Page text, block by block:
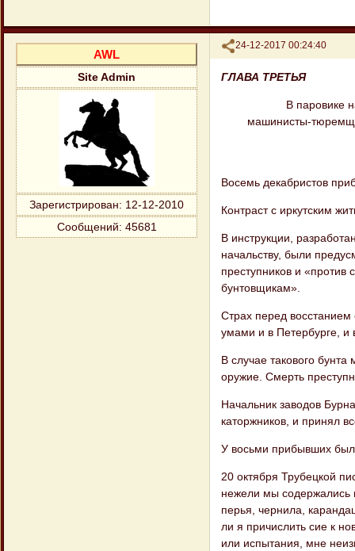
Поделиться
24-12-2017 00:24:40
AWL
Site Admin
Зарегистрирован: 12-12-2010
Сообщений: 45681
ГЛАВА ТРЕТЬЯ
В паровике
машинисты-
Восемь декабристов
Контраст с иркутским
В инструкции,
начальству, были
преступников и «против
бунтовщикам».
Страх перед восстанием
умами и в Петербурге, и
В случае такового
оружие. Смерть
Начальник заводов
каторжников, и принял
У восьми прибывших
20 октября Трубецкой
нежели мы содержались
перья, чернила,
ли я причислить сие к
или испытания, мне